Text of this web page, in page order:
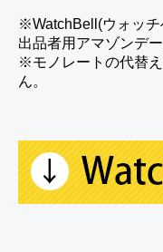
※WatchBell(ウォッ
出品者用アマゾンデ
※モノレートの代替
ん。